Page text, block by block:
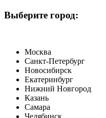
Выберите город:
Москва
Санкт-Петербург
Новосибирск
Екатеринбург
Нижний Новгород
Казань
Самара